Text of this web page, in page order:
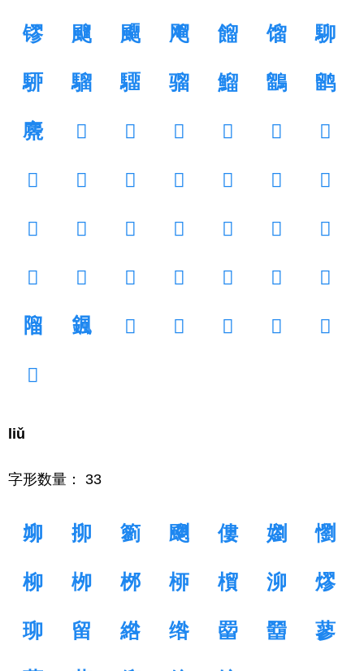
镠 飀 飅 飗 餾 馏 駠
駵 騮 驑 骝 鰡 鶹 鹠
麍 𠗽 𠪐 𢏭 𢤐 𢷶 𣞗
𣟑 𣠚 𣱳 𣲖 𤥗 𥀓 𥆦
𥠷 𥰣 𥶅 𥹷 𦀠 𦃓 𦊿
𦑾 𧏓 𧮗 𨦰 𨪕 𨪿 𨶪
𨻧 𩗩 𩙄 𩢞 𪃂 𪆱 𪇯
𪎣
liǔ
字形数量： 33
㚹 㧕 䉧 䬟 僂 嬼 懰
柳 栁 桞 桺 橮 泖 熮
珋 留 綹 绺 罶 羀 蓼